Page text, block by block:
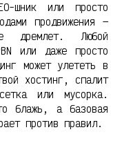
шник или просто
продвижения —
Любой
или даже просто
может улететь в
хостинг, спалит
или мусорка.
блажь, а базовая
против правил.